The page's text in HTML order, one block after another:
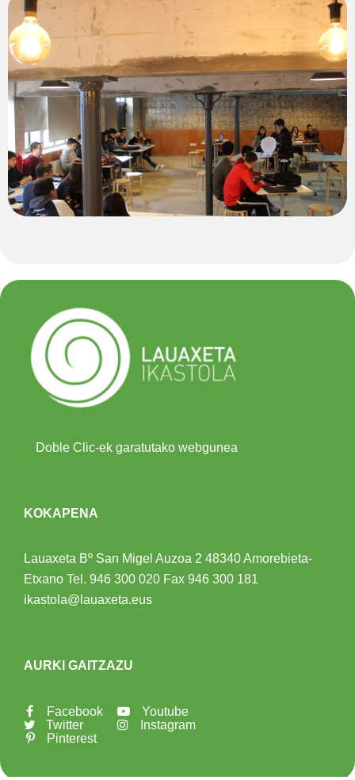
Doble Clic-ek garatutako webgunea
KOKAPENA
Lauaxeta Bº San Migel Auzoa 2 48340 Amorebieta-
Etxano Tel. 946 300 020 Fax 946 300 181
ikastola@lauaxeta.eus
AURKI GAITZAZU
Facebook
Twitter
Pinterest
Youtube
Instagram